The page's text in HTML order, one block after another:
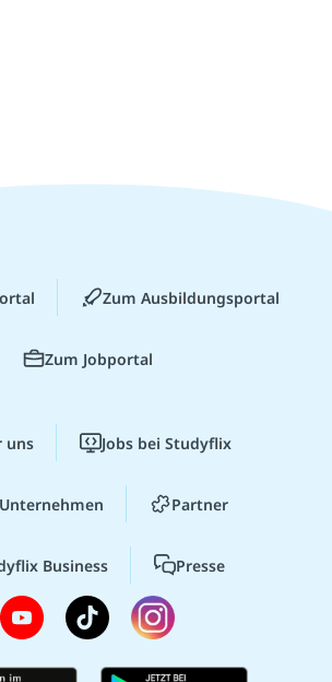
Zum Ausbildungsportal
Zum Jobportal
uns Jobs bei Studyflix
Partner
Business Presse